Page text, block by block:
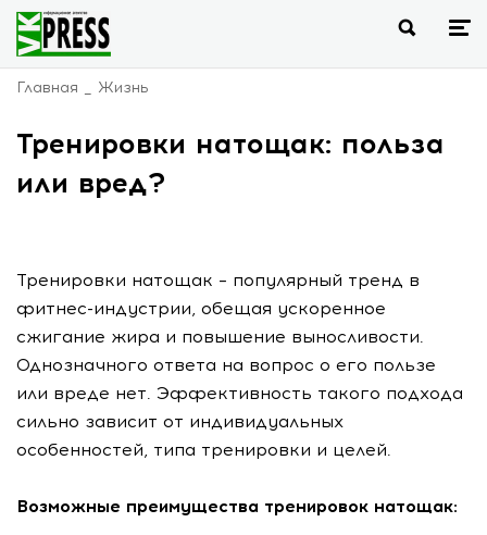
Главная Жизнь
Тренировки натощак: польза
или вред?
Тренировки натощак – популярный тренд в
фитнес-индустрии, обещая ускоренное
сжигание жира и повышение выносливости.
Однозначного ответа на вопрос о его пользе
или вреде нет. Эффективность такого подхода
сильно зависит от индивидуальных
особенностей, типа тренировки и целей.
Возможные преимущества тренировок натощак: